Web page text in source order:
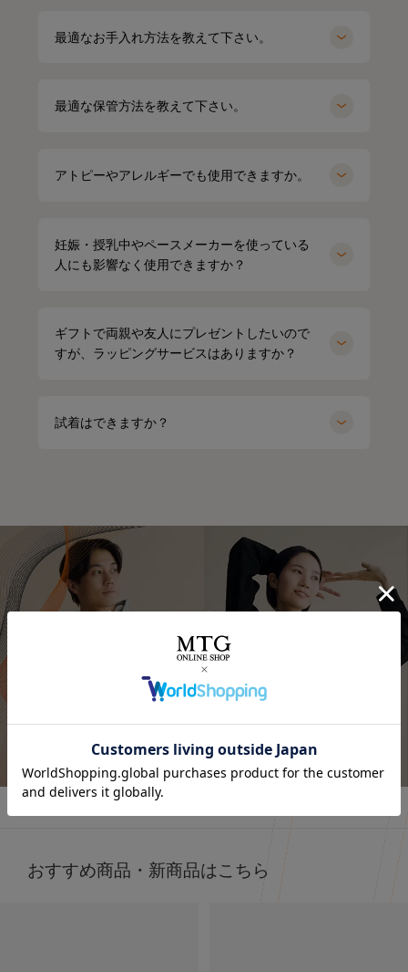
最適なお手入れ方法を教えて下さい。
最適な保管方法を教えて下さい。
アトピーやアレルギーでも使用できますか。
妊娠・授乳中やペースメーカーを使っている
人にも影響なく使用できますか？
ギフトで両親や友人にプレゼントしたいので
すが、ラッピングサービスはありますか？
試着はできますか？
詳しくはこちら
オーバーサイズTシャツ（ブラック）
.
オールブラックにブルーニットで差し色に🩵
インナーの黒Tシャツは、 @sixpad_official のリカバリー
冬にも大活躍したロングスリーブ
着心地もよくて、👨とシェアして使ってる
SSは新色もでるみたい！
4/15までに予約すると、オリジナルアイテムもGETできる
#PR #SIXPAD #シックスパッド #リカバリーウェア #着る
だけで疲労回復
⭐⭐⭐
最近よく目にする〝リカバリーウェア〟って
今私が着ているポロシャツがそうなの❣️
【シックスパッド リカバリーウェア ポロシャツ】
何がすごいって、着るだけで血行を促進して、
質の高い疲労回復を実現する一般医療機器のウェアなんだ
その仕組みが、天然鉱石を練りこんだ特殊繊維、
おすすめ商品・新商品はこちら